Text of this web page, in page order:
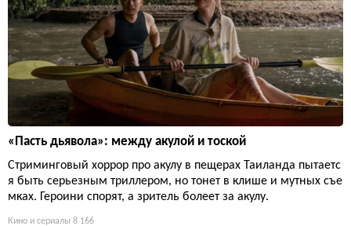
«Пасть дьявола»: между акулой и тоской
Стриминговый хоррор про акулу в пещерах Таиланда пытаетс
я быть серьезным триллером, но тонет в клише и мутных съе
мках. Героини спорят, а зритель болеет за акулу.
Кино и сериалы 8 166